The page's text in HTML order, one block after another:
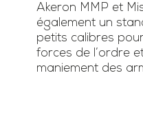
Akeron MMP et
également un
petits calibres
forces de l’ordre
maniement des